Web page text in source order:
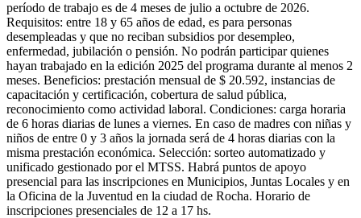
período de trabajo es de 4 meses de julio a octubre de 2026.
Requisitos: entre 18 y 65 años de edad, es para personas
desempleadas y que no reciban subsidios por desempleo,
enfermedad, jubilación o pensión. No podrán participar quienes
hayan trabajado en la edición 2025 del programa durante al menos 2
meses. Beneficios: prestación mensual de $ 20.592, instancias de
capacitación y certificación, cobertura de salud pública,
reconocimiento como actividad laboral. Condiciones: carga horaria
de 6 horas diarias de lunes a viernes. En caso de madres con niñas y
niños de entre 0 y 3 años la jornada será de 4 horas diarias con la
misma prestación económica. Selección: sorteo automatizado y
unificado gestionado por el MTSS. Habrá puntos de apoyo
presencial para las inscripciones en Municipios, Juntas Locales y en
la Oficina de la Juventud en la ciudad de Rocha. Horario de
inscripciones presenciales de 12 a 17 hs.